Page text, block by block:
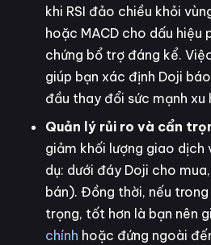
khi RSI đảo chiều khỏi
hoặc MACD cho dấu hiệu
chứng bổ trợ đáng kể.
giúp bạn xác định Doji
đầu thay đổi sức mạnh xu
Quản lý rủi ro và cẩn
giảm khối lượng giao dịch
dụ: dưới đáy Doji cho
bán). Đồng thời, nếu
trọng, tốt hơn là bạn nên
chính hoặc đứng ngoài